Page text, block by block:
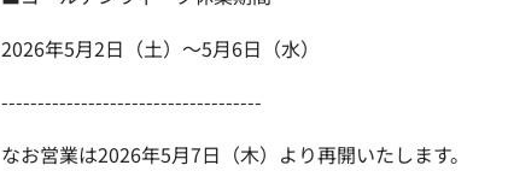
2026年5月2日（土）～5月6日（水）
------------------------------------
なお営業は2026年5月7日（木）より再開いたします。